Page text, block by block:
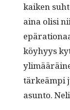
kaiken
aina olisi
köy­hyys
tärkeämpi
asun­to.